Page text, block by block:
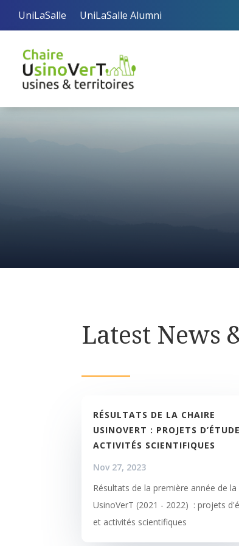
UniLaSalle UniLaSalle Alumni
Latest News
RÉSULTATS DE LA CHAIRE
USINOVERT : PROJETS
ACTIVITÉS SCIENTIFIQUES
Nov 27, 2023
Résultats de la première année de la
UsinoVerT (2021 - 2022) : projets
et activités scientifiques